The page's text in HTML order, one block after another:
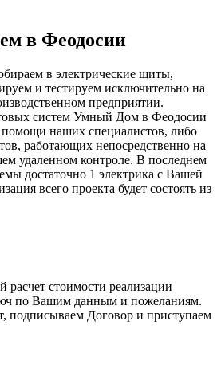
в Феодосии
в электрические щиты,
и тестируем исключительно на
предприятии.
систем Умный Дом в Феодосии
помощи наших специалистов, либо
работающих непосредственно на
удаленном контроле. В последнем
достаточно 1 электрика с Вашей
всего проекта будет состоять из
стоимости реализации
по Вашим данным и пожеланиям.
подписываем Договор и приступаем